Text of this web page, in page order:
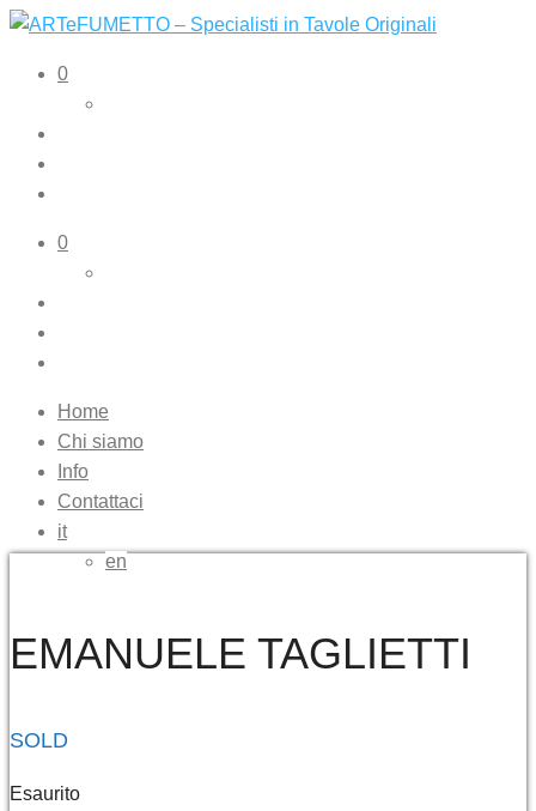
ARTeFUMETTO – Specialisti in Tavole Originali
Tavole originali e illustrazioni originali
0
0
Home
Chi siamo
Info
Contattaci
it
en
EMANUELE TAGLIETTI
SOLD
Esaurito